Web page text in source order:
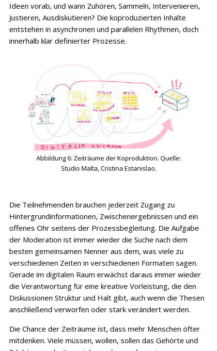
Ideen vorab, und wann Zuhören, Sammeln, Intervenieren,
Justieren, Ausdiskutieren? Die koproduzierten Inhalte
entstehen in asynchronen und parallelen Rhythmen, doch
innerhalb klar definierter Prozesse.
Abbildung 6: Zeiträume der Koproduktion. Quelle:
Studio Malta, Cristina Estanislao.
Die Teilnehmenden brauchen jederzeit Zugang zu
Hintergrundinformationen, Zwischenergebnissen und ein
offenes Ohr seitens der Prozessbegleitung. Die Aufgabe
der Moderation ist immer wieder die Suche nach dem
besten gemeinsamen Nenner aus dem, was viele zu
verschiedenen Zeiten in verschiedenen Formaten sagen.
Gerade im digitalen Raum erwächst daraus immer wieder
die Verantwortung für eine kreative Vorleistung, die den
Diskussionen Struktur und Halt gibt, auch wenn die Thesen
anschließend verworfen oder stark verändert werden.
Die Chance der Zeiträume ist, dass mehr Menschen öfter
mitdenken. Viele müssen, wollen, sollen das Gehörte und